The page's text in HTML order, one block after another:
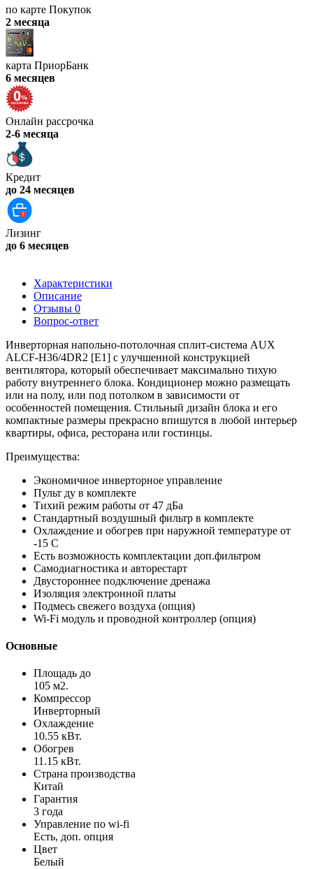
по карте Покупок
2 месяца
карта ПриорБанк
6 месяцев
Онлайн рассрочка
2-6 месяца
Кредит
до 24 месяцев
Лизинг
до 6 месяцев
Характеристики
Описание
Отзывы 0
Вопрос-ответ
Инверторная напольно-потолочная сплит-система AUX
ALCF-H36/4DR2 [E1] с улучшенной конструкцией
вентилятора, который обеспечивает максимально тихую
работу внутреннего блока. Кондиционер можно размещать
или на полу, или под потолком в зависимости от
особенностей помещения. Стильный дизайн блока и его
компактные размеры прекрасно впишутся в любой интерьер
квартиры, офиса, ресторана или гостинцы.
Преимущества:
Экономичное инверторное управление
Пульт ду в комплекте
Тихий режим работы от 47 дБа
Стандартный воздушный фильтр в комплекте
Охлаждение и обогрев при наружной температуре от
-15 С
Есть возможность комплектации доп.фильтром
Самодиагностика и авторестарт
Двустороннее подключение дренажа
Изоляция электронной платы
Подмесь свежего воздуха (опция)
Wi-Fi модуль и проводной контроллер (опция)
Основные
Площадь до
105 м2.
Компрессор
Инверторный
Охлаждение
10.55 кВт.
Обогрев
11.15 кВт.
Страна производства
Китай
Гарантия
3 года
Управление по wi-fi
Есть, доп. опция
Цвет
Белый